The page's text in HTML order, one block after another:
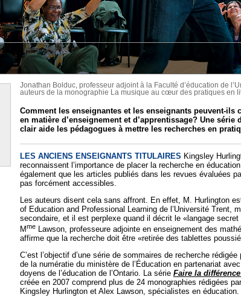
Jonathan Bolduc, professeur adjoint à la Faculté d’éducation de
auteurs de la monographie La musique au cœur des pratiques en
Comment les enseignantes et les enseignants peuvent-ils
en matière d’enseignement et d’apprentissage? Une
clair aide les pédagogues à mettre les recherches en
LES ANCIENS ENSEIGNANTS TITULAIRES Kingsley
reconnaissent l’importance de placer la recherche en
également que les articles publiés dans les revues évaluées
pas forcément accessibles.
Les auteurs disent cela sans affront. En effet, M. Hurlington
of Education and Professional Learning de l’Université Trent,
secondaire, et il est perplexe quand il décrit le «langage
Mme Lawson, professeure adjointe en enseignement des
affirme que la recherche doit être «retirée des tablettes
C’est l’objectif d’une série de sommaires de recherche
de la numératie du ministère de l’Éducation en partenariat
doyens de l’éducation de l’Ontario. La série Faire la
créée en 2007 comprend plus de 24 monographies rédigées
Kingsley Hurlington et Alex Lawson, spécialistes en éducation.